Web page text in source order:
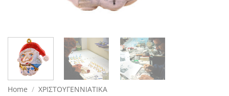
Home / ΧΡΙΣΤΟΥΓΕΝΝΙΑΤΙΚΑ